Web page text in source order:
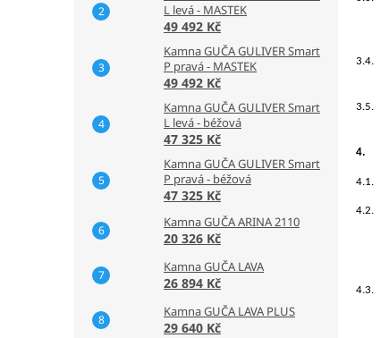
L levá - MASTEK
49 492 Kč
Kamna GUČA GULIVER Smart
P pravá - MASTEK
49 492 Kč
Kamna GUČA GULIVER Smart
L levá - béžová
47 325 Kč
Kamna GUČA GULIVER Smart
P pravá - béžová
47 325 Kč
Kamna GUČA ARINA 2110
20 326 Kč
Kamna GUČA LAVA
26 894 Kč
Kamna GUČA LAVA PLUS
29 640 Kč
3.4.
3.5.
4.
4.1.
4.2.
4.3.